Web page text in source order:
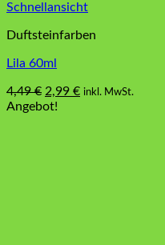
Schnellansicht
Duftsteinfarben
Lila 60ml
4,49€ Ursprünglicher
Preis
2,99 €Aktueller
inkl. MwSt.
Angebot!